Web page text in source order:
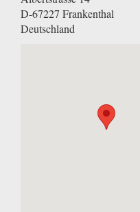
D-67227 Frankenthal
Deutschland